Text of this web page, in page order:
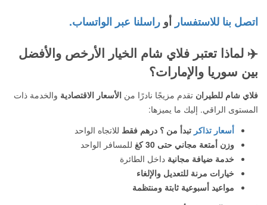
اتصل بنا للاستفسار أو راسلنا عبر الواتساب.
✈️ لماذا تعتبر فلاي شام الخيار الأرخص والأفضل
بين سوريا والإمارات؟
فلاي شام للطيران تقدم مزيجًا نادرًا من الأسعار الاقتصادية والخدمة ذات
المستوى الراقي. إليك ما يميزها:
أسعار تذاكر تبدأ من ؟ درهم فقط للاتجاه الواحد
وزن أمتعة مجاني حتى 30 كغ
للمسافر الواحد
خدمة ضيافة مجانية داخل الطائرة
خيارات مرنة للتعديل والإلغاء
مواعيد أسبوعية ثابتة ومنتظمة